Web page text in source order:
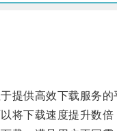
供高效下载服务的
下载速度提升数倍